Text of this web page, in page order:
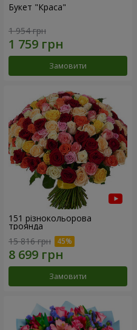
Букет "Краса"
1 954 грн
Замовити
151 різнокольорова
троянда
15 816 грн
Замовити